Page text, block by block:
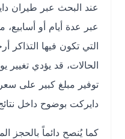
عند البحث عبر طيران
عبر عدة أيام أو أسابيع، مما
التي تكون فيها التذاكر
الحالات، قد يؤدي تغيير يوم
توفير مبلغ كبير على سعر
دايركت بوضوح داخل نتائج
كما يُنصح دائماً بالحجز